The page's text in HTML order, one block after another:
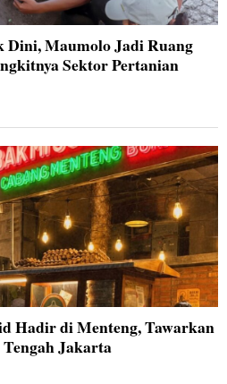
Dini, Maumolo Jadi Ruang
Sektor Pertanian
Hadir di Menteng, Tawarkan
Jakarta